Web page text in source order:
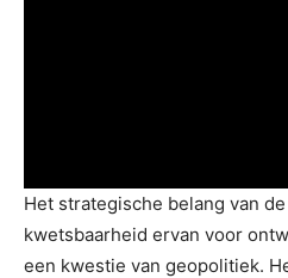
Het strategische belang van
kwetsbaarheid ervan voor
een kwestie van geopolitiek.